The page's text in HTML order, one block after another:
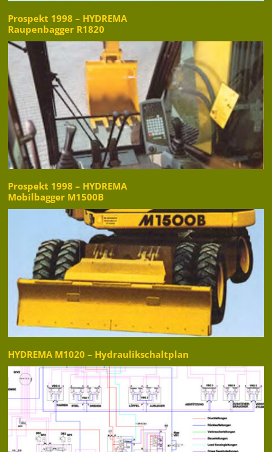
Prospekt 1998 – HYDREMA
Raupenbagger R1820
Prospekt 1998 – HYDREMA
Mobilbagger M1500B
HYDREMA M1020 – Hydraulikschaltplan